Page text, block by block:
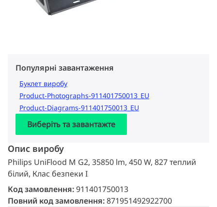
Популярні завантаження
Буклет виробу
Product-Photographs-911401750013_EU
Product-Diagrams-911401750013_EU
Виберіть та завантажте
Опис виробу
Philips UniFlood M G2, 35850 lm, 450 W, 827 теплий
білий, Клас безпеки I
Код замовлення:911401750013
Повний код замовлення:871951492922700